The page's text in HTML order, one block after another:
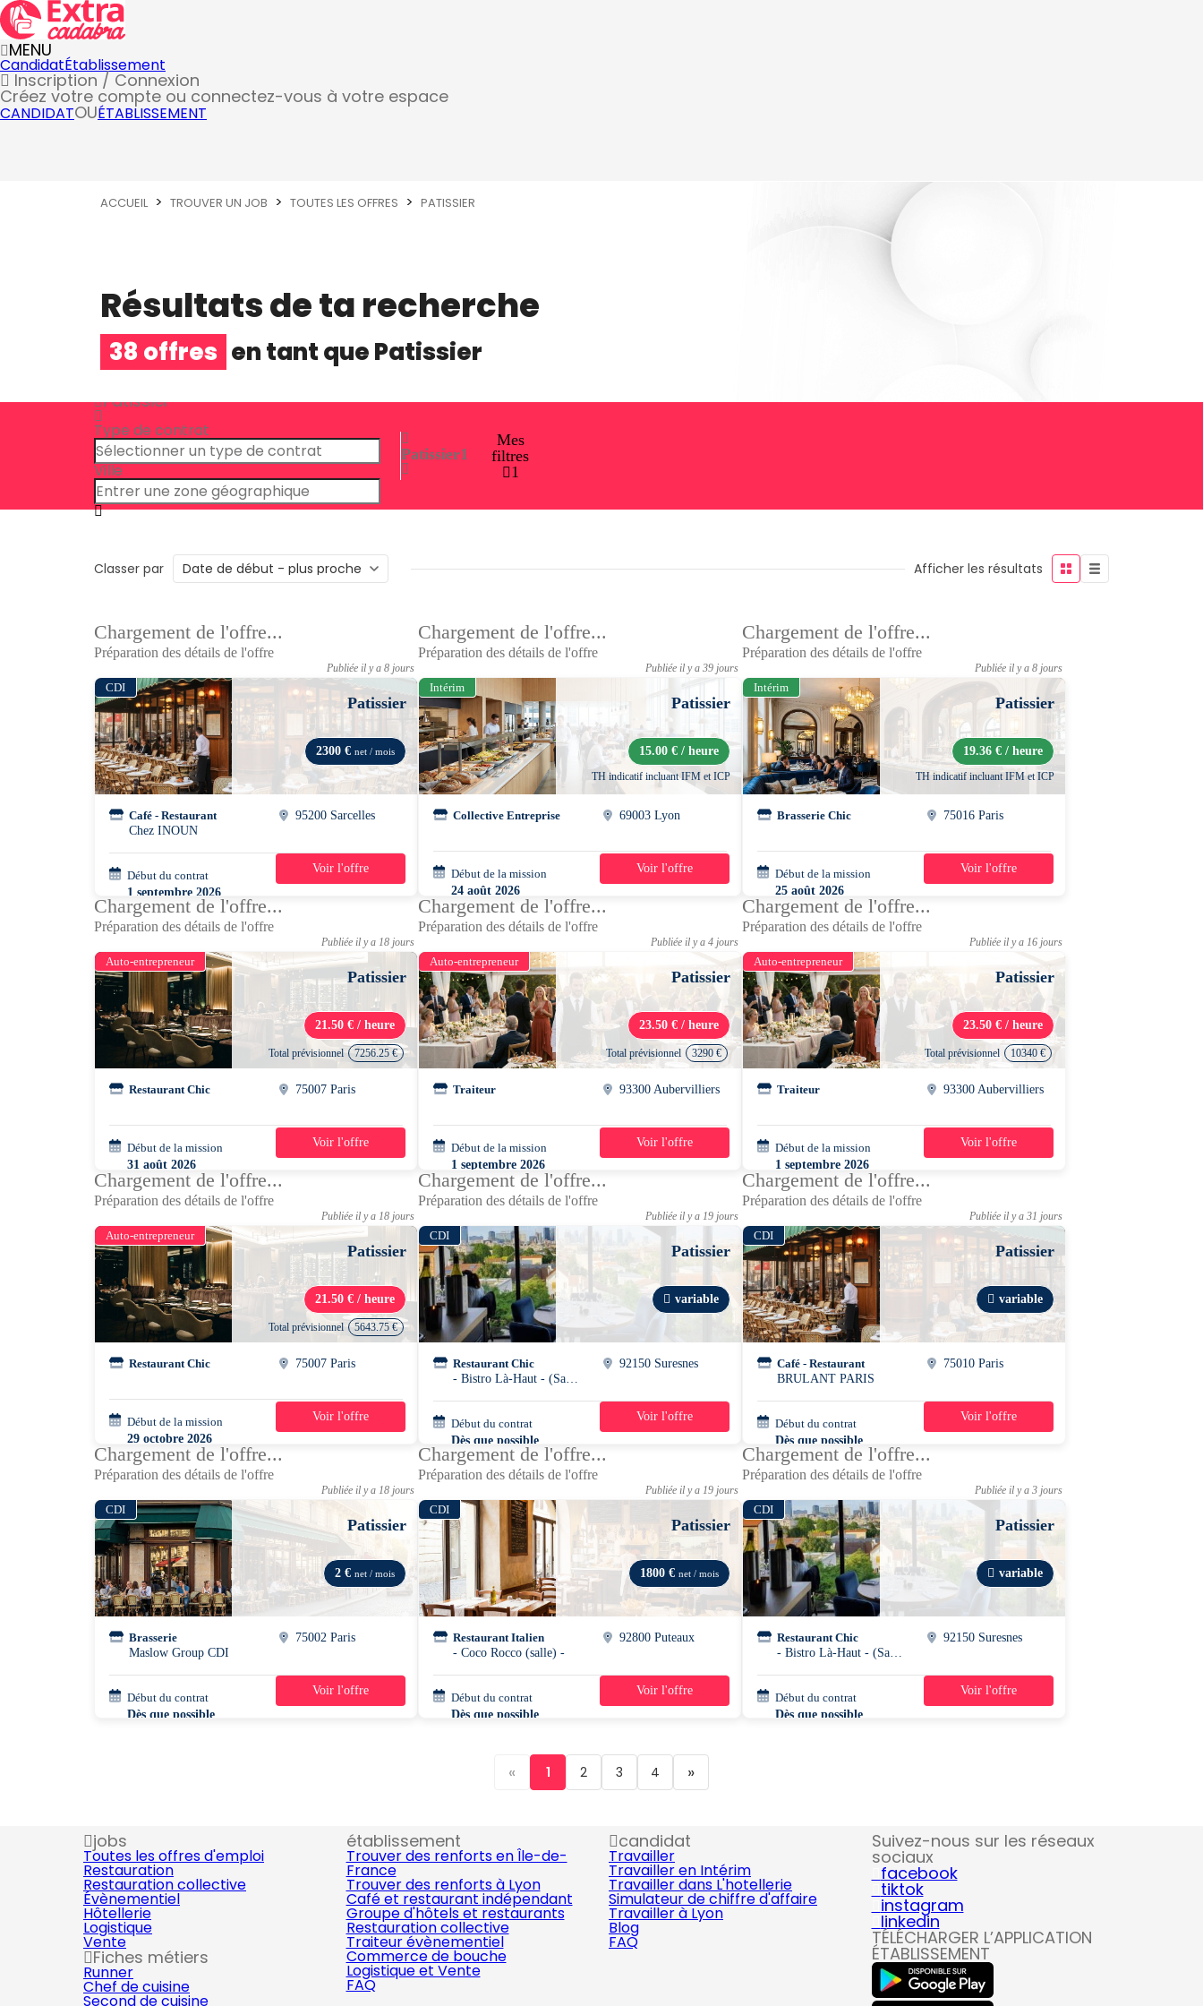
MENU
CandidatÉtablissement
Inscription / Connexion
Créez votre compte ou connectez-vous à votre espace
CANDIDATOUÉTABLISSEMENT
ACCUEIL TROUVER UN JOB TOUTES LES OFFRES PATISSIER
Résultats de ta recherche
38 offres en tant quePatissier
Patissier
Type de contrat
Ville
Patissier1
Mes
filtres
1
Classer par Afficher les résultats
Chargement de l'offre...
Préparation des détails de l'offre
Publiée il y a 8 jours
CDI
Patissier
2300 € net / mois
Café - Restaurant
Chez INOUN
95200 Sarcelles
Début du contrat
1 septembre 2026
39h/semaine
Voir l'offre
Chargement de l'offre...
Préparation des détails de l'offre
Publiée il y a 39 jours
Intérim
Patissier
15.00 € / heure
TH indicatif incluant IFM et ICP
Collective Entreprise 69003 Lyon
Début de la mission
24 août 2026
08h00 - 16h00
2 semaines
Voir l'offre
Chargement de l'offre...
Préparation des détails de l'offre
Publiée il y a 8 jours
Intérim
Patissier
19.36 € / heure
TH indicatif incluant IFM et ICP
Brasserie Chic 75016 Paris
Début de la mission
25 août 2026
07h30 - 15h00
3 jours
Voir l'offre
Chargement de l'offre...
Préparation des détails de l'offre
Publiée il y a 18 jours
Auto-entrepreneur
Patissier
21.50 € / heure
Total prévisionnel 7256.25 €
Restaurant Chic 75007 Paris
Début de la mission
31 août 2026
08h00 - 16h00
2 mois
Voir l'offre
Chargement de l'offre...
Préparation des détails de l'offre
Publiée il y a 4 jours
Auto-entrepreneur
Patissier
23.50 € / heure
Total prévisionnel 3290 €
Traiteur 93300 Aubervilliers
Début de la mission
1 septembre 2026
06h30 - 17h30
3 semaines
Voir l'offre
Chargement de l'offre...
Préparation des détails de l'offre
Publiée il y a 16 jours
Auto-entrepreneur
Patissier
23.50 € / heure
Total prévisionnel 10340 €
Traiteur 93300 Aubervilliers
Début de la mission
1 septembre 2026
06h30 - 17h30
2 mois
Voir l'offre
Chargement de l'offre...
Préparation des détails de l'offre
Publiée il y a 18 jours
Auto-entrepreneur
Patissier
21.50 € / heure
Total prévisionnel 5643.75 €
Restaurant Chic 75007 Paris
Début de la mission
29 octobre 2026
08h00 - 16h00
2 mois
Voir l'offre
Chargement de l'offre...
Préparation des détails de l'offre
Publiée il y a 19 jours
CDI
Patissier
variable
Restaurant Chic
- Bistro Là-Haut - (Salle)
92150 Suresnes
Début du contrat
Dès que possible
39h/semaine
Voir l'offre
Chargement de l'offre...
Préparation des détails de l'offre
Publiée il y a 31 jours
CDI
Patissier
variable
Café - Restaurant
BRULANT PARIS
75010 Paris
Début du contrat
Dès que possible
39h/semaine
Voir l'offre
Chargement de l'offre...
Préparation des détails de l'offre
Publiée il y a 18 jours
CDI
Patissier
2 € net / mois
Brasserie
Maslow Group CDI
75002 Paris
Début du contrat
Dès que possible
39h/semaine
Voir l'offre
Chargement de l'offre...
Préparation des détails de l'offre
Publiée il y a 19 jours
CDI
Patissier
1800 € net / mois
Restaurant Italien
- Coco Rocco (salle) -
92800 Puteaux
Début du contrat
Dès que possible
39h/semaine
Voir l'offre
Chargement de l'offre...
Préparation des détails de l'offre
Publiée il y a 3 jours
CDI
Patissier
variable
Restaurant Chic
- Bistro Là-Haut - (Salle)
92150 Suresnes
Début du contrat
Dès que possible
39h/semaine
Voir l'offre
« 1 2 3 4 »
jobs
Toutes les offres d'emploi
Restauration
Restauration collective
Évènementiel
Hôtellerie
Logistique
Vente
Fiches métiers
Runner
Chef de cuisine
Second de cuisine
établissement
Trouver des renforts en Île-de-
France
Trouver des renforts à Lyon
Café et restaurant indépendant
Groupe d'hôtels et restaurants
Restauration collective
Traiteur évènementiel
Commerce de bouche
Logistique et Vente
FAQ
candidat
Travailler
Travailler en Intérim
Travailler dans L'hotellerie
Simulateur de chiffre d'affaire
Travailler à Lyon
Blog
FAQ
Suivez-nous sur les réseaux
sociaux
facebook
tiktok
instagram
linkedin
TÉLÉCHARGER L’APPLICATION
ÉTABLISSEMENT